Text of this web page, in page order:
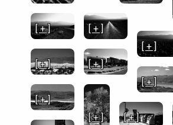
[ + ]
[ + ]
[ + ]
[ + ]
[ + ]
[ + ]
[ + ]
[ + ]
[ + ]